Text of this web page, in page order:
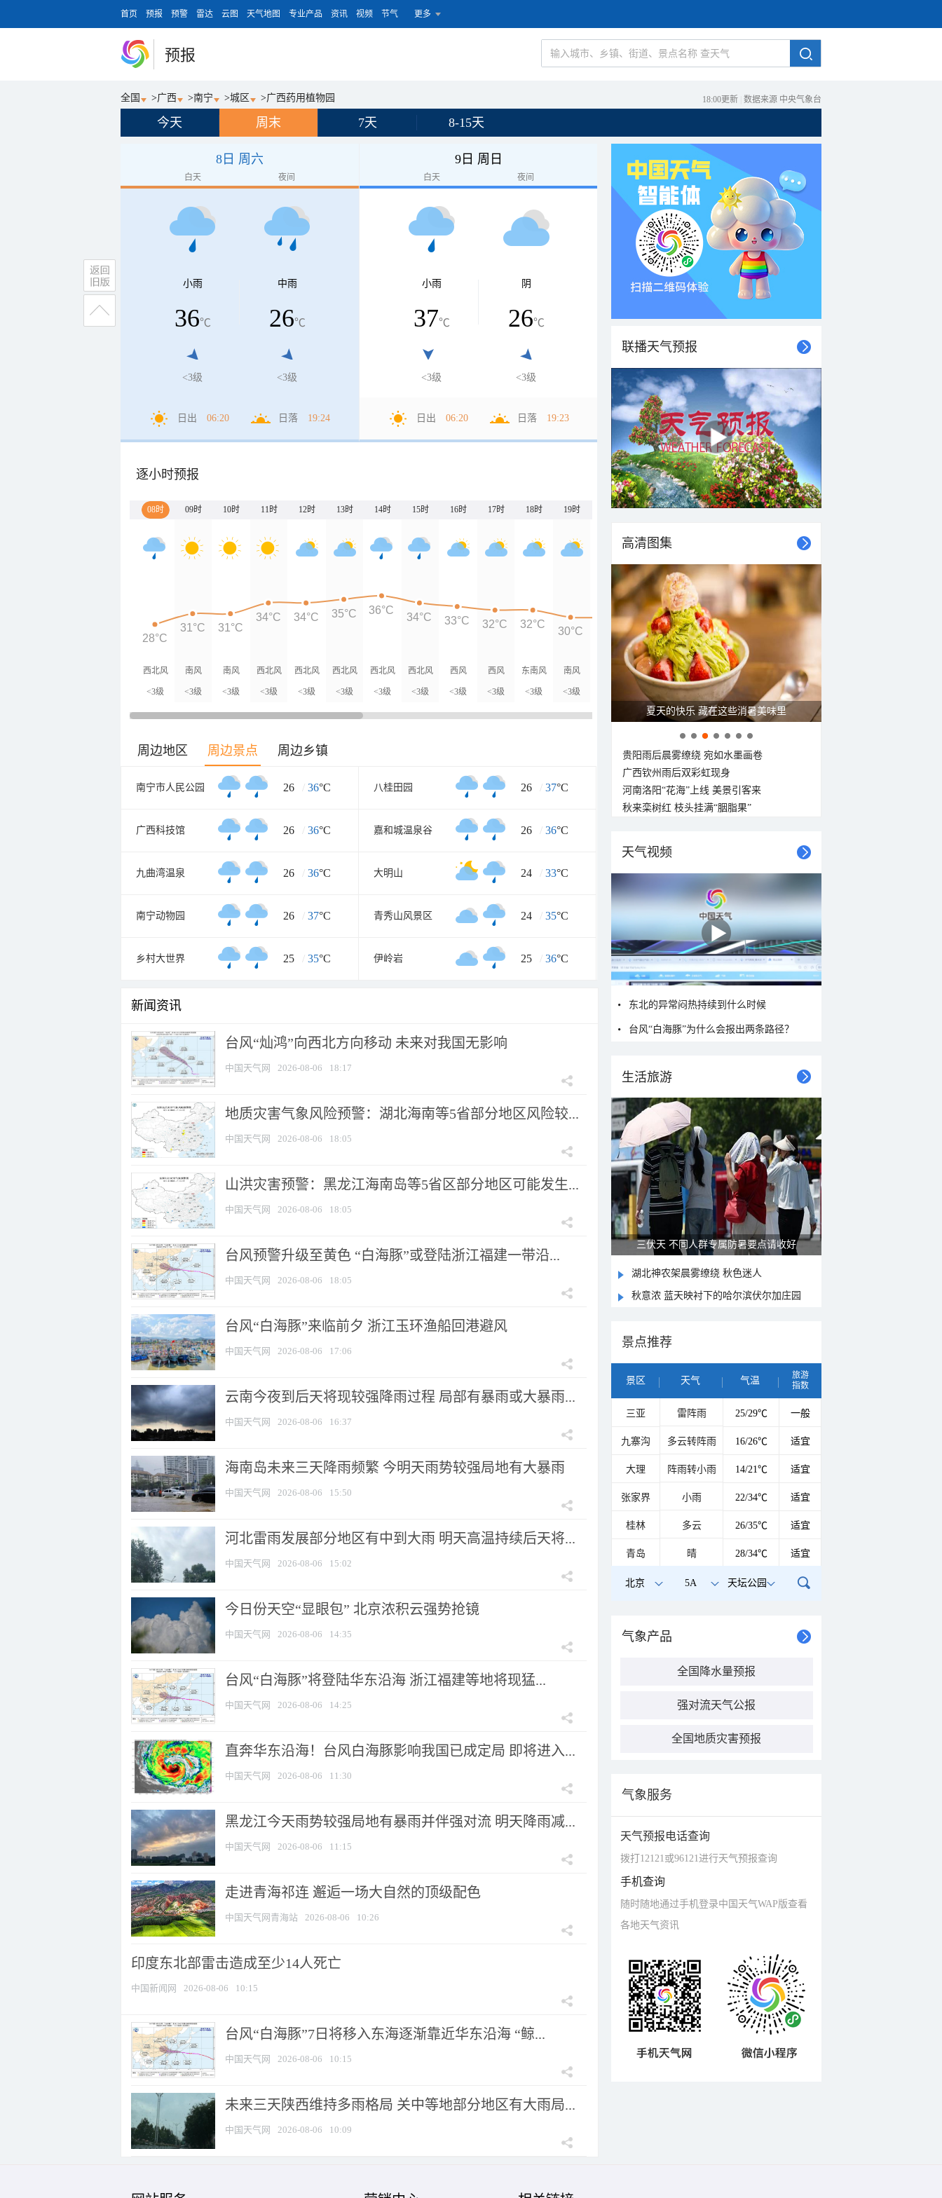
首页 预报 预警 雷达 云图 天气地图 专业产品 资讯 视频 节气 更多
预报
全国 >广西 >南宁 >城区 >广西药用植物园 18:00更新 数据来源 中央气象台
今天 周末 7天 8-15天
8日 周六
白天 夜间
小雨
36℃
<3级
中雨
26℃
<3级
日出 06:20 日落 19:24
9日 周日
白天 夜间
小雨
37℃
<3级
阴
26℃
<3级
日出 06:20 日落 19:23
逐小时预报
08时 09时 10时 11时 12时 13时 14时 15时 16时 17时 18时 19时 20时 21时 22时 23时 00时 01时
西北风
<3级
南风
<3级
南风
<3级
西北风
<3级
西北风
<3级
西北风
<3级
西北风
<3级
西北风
<3级
西风
<3级
西风
<3级
东南风
<3级
南风
<3级
西风
<3级
西风
<3级
西北风
<3级
西风
<3级
西北风
<3级
28°C
31°C 31°C
34°C 34°C 35°C 36°C
34°C 33°C 32°C 32°C
30°C 30°C 30°C 29°C 29°C
周边地区 周边景点 周边乡镇
南宁市人民公园 26 / 36°C 八桂田园 26 / 37°C
广西科技馆 26 / 36°C 嘉和城温泉谷 26 / 36°C
九曲湾温泉 26 / 36°C 大明山 24 / 33°C
南宁动物园 26 / 37°C 青秀山风景区 24 / 35°C
乡村大世界 25 / 35°C 伊岭岩 25 / 36°C
新闻资讯
台风“灿鸿”向西北方向移动 未来对我国无影响
中国天气网 2026-08-06 18:17
地质灾害气象风险预警：湖北海南等5省部分地区风险较...
中国天气网 2026-08-06 18:05
山洪灾害预警：黑龙江海南岛等5省区部分地区可能发生...
中国天气网 2026-08-06 18:05
台风预警升级至黄色 “白海豚”或登陆浙江福建一带沿...
中国天气网 2026-08-06 18:05
台风“白海豚”来临前夕 浙江玉环渔船回港避风
中国天气网 2026-08-06 17:06
云南今夜到后天将现较强降雨过程 局部有暴雨或大暴雨...
中国天气网 2026-08-06 16:37
海南岛未来三天降雨频繁 今明天雨势较强局地有大暴雨
中国天气网 2026-08-06 15:50
河北雷雨发展部分地区有中到大雨 明天高温持续后天将...
中国天气网 2026-08-06 15:02
今日份天空“显眼包” 北京浓积云强势抢镜
中国天气网 2026-08-06 14:35
台风“白海豚”将登陆华东沿海 浙江福建等地将现猛...
中国天气网 2026-08-06 14:25
直奔华东沿海！台风白海豚影响我国已成定局 即将进入...
中国天气网 2026-08-06 11:30
黑龙江今天雨势较强局地有暴雨并伴强对流 明天降雨减...
中国天气网 2026-08-06 11:15
走进青海祁连 邂逅一场大自然的顶级配色
中国天气网青海站 2026-08-06 10:26
印度东北部雷击造成至少14人死亡
中国新闻网 2026-08-06 10:15
台风“白海豚”7日将移入东海逐渐靠近华东沿海 “鲸...
中国天气网 2026-08-06 10:15
未来三天陕西维持多雨格局 关中等地部分地区有大雨局...
中国天气网 2026-08-06 10:09
联播天气预报
高清图集
夏天的快乐 藏在这些消暑美味里
贵阳雨后晨雾缭绕 宛如水墨画卷
广西钦州雨后双彩虹现身
河南洛阳“花海”上线 美景引客来
秋来栾树红 枝头挂满“胭脂果”
天气视频
东北的异常闷热持续到什么时候
台风“白海豚”为什么会报出两条路径？
生活旅游
三伏天 不同人群专属防暑要点请收好
湖北神农架晨雾缭绕 秋色迷人
秋意浓 蓝天映衬下的哈尔滨伏尔加庄园
景点推荐
景区 天气 气温
旅游
指数
三亚 雷阵雨 25/29℃ 一般
九寨沟 多云转阵雨 16/26℃ 适宜
大理 阵雨转小雨 14/21℃ 适宜
张家界 小雨 22/34℃ 适宜
桂林 多云 26/35℃ 适宜
青岛 晴 28/34℃ 适宜
北京 5A 天坛公园
气象产品
全国降水量预报
强对流天气公报
全国地质灾害预报
气象服务
天气预报电话查询
拨打12121或96121进行天气预报查询
手机查询
随时随地通过手机登录中国天气WAP版查看
各地天气资讯